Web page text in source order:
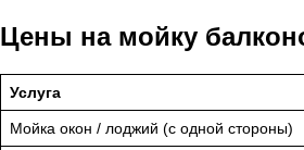
Цены на мойку
Услуга
Мойка окон / лоджий (с одной стороны)